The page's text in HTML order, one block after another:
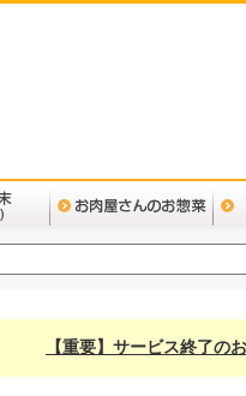
【重要】サービス終了の